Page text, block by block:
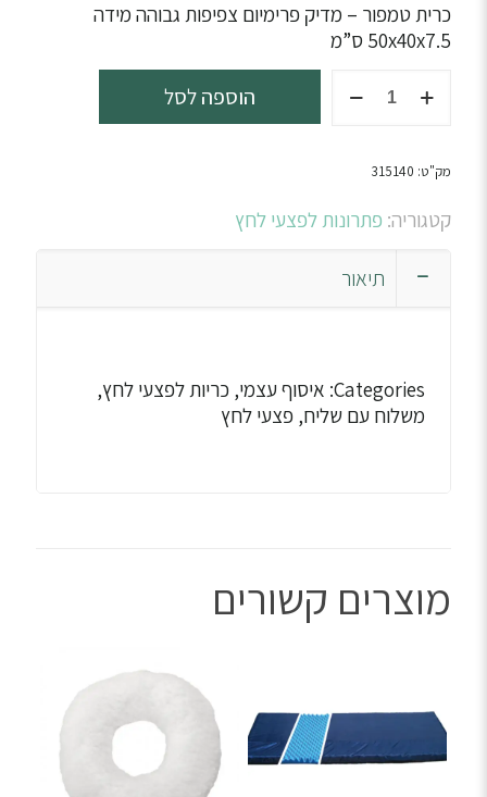
כרית טמפור – מדיק פרימיום צפיפות גבוהה מידה
50x40x7.5 ס”מ
של
טמפור
–
מדיק
פרימיום
מידה
הוספה לסל
מק"ט: 315140
קטגוריה: פתרונות לפצעי לחץ
תיאור
Categories: איסוף עצמי, כריות לפצעי לחץ,
משלוח עם שליח, פצעי לחץ
מוצרים קשורים